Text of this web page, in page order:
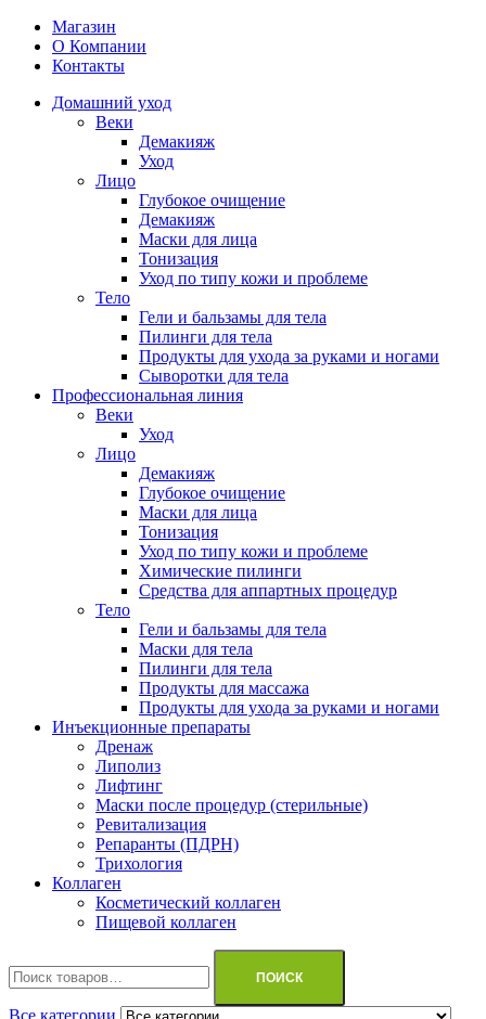
Магазин
О Компании
Контакты
Домашний уход
Веки
Демакияж
Уход
Лицо
Глубокое очищение
Демакияж
Маски для лица
Тонизация
Уход по типу кожи и проблеме
Тело
Гели и бальзамы для тела
Пилинги для тела
Продукты для ухода за руками и ногами
Сыворотки для тела
Профессиональная линия
Веки
Уход
Лицо
Демакияж
Глубокое очищение
Маски для лица
Тонизация
Уход по типу кожи и проблеме
Химические пилинги
Средства для аппартных процедур
Тело
Гели и бальзамы для тела
Маски для тела
Пилинги для тела
Продукты для массажа
Продукты для ухода за руками и ногами
Инъекционные препараты
Дренаж
Липолиз
Лифтинг
Маски после процедур (стерильные)
Ревитализация
Репаранты (ПДРН)
Трихология
Коллаген
Косметический коллаген
Пищевой коллаген
ПОИСК
Все категории